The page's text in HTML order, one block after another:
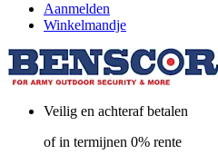
Aanmelden
Winkelmandje
Veilig en achteraf betalen
of in termijnen 0% rente